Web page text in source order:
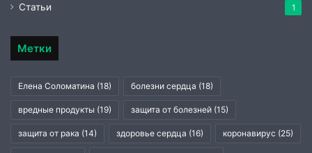
Статьи 1
Метки
Елена Соломатина (18) болезни сердца (18)
вредные продукты (19) защита от болезней (15)
защита от рака (14) здоровье сердца (16) коронавирус (25)